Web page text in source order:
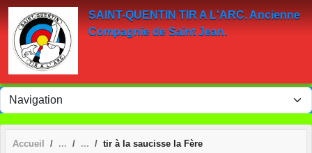
SAINT-QUENTIN TIR A L'ARC. Ancienne
Compagnie de Saint Jean.
Accueil tir à la saucisse la Fère
Panneau de gestion des cookies